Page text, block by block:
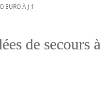
EURO À J-1
de secours